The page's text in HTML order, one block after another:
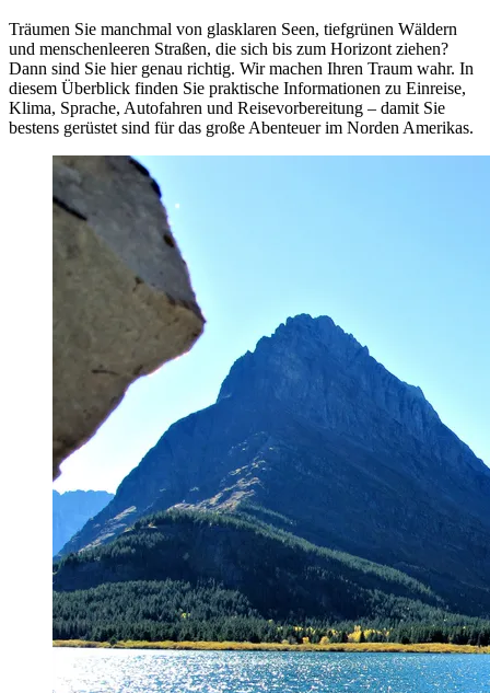
Träumen Sie manchmal von glasklaren Seen, tiefgrünen Wäldern
und menschenleeren Straßen, die sich bis zum Horizont ziehen?
Dann sind Sie hier genau richtig. Wir machen Ihren Traum wahr. In
diesem Überblick finden Sie praktische Informationen zu Einreise,
Klima, Sprache, Autofahren und Reisevorbereitung – damit Sie
bestens gerüstet sind für das große Abenteuer im Norden Amerikas.